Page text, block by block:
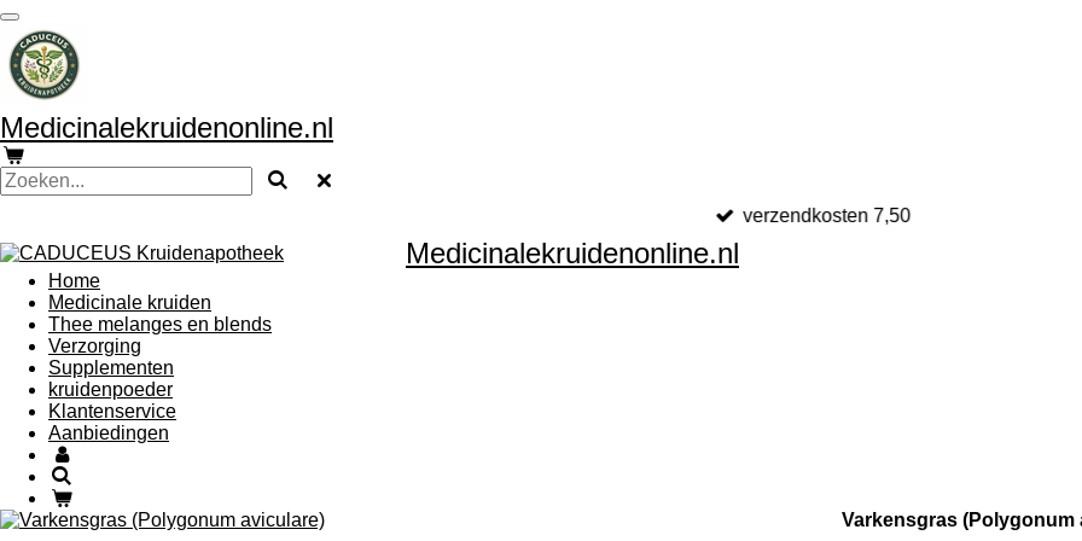
Ga
direct
naar
de
Medicinalekruidenonline.nl
verzendkosten 7,50
Medicinalekruidenonline.nl
Home
Medicinale kruiden
Thee melanges en blends
Verzorging
Supplementen
kruidenpoeder
Klantenservice
Aanbiedingen
Varkensgras (Polygonum